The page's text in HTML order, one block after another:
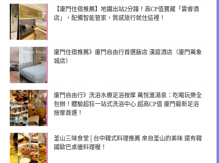
【廈門住宿推薦】地鐵出站2分鐘！高CP值寶藏「雲睿酒
店」，配備智能管家，質感旅行就住這裡！
廈門住宿推薦》廈門自由行首選飯店 漢庭酒店（廈門萬象
城店）
廈門自由行》洗浴水療足浴按摩 萬悅滙湯泉：吃喝玩樂全
包辦！體驗超狂一站式洗浴中心 超高CP值 廈門最新足浴
按摩首選！
釜山三味食堂│台中韓式料理推薦 來自釜山的美味 還有韓
國歐巴桌邊料理喔！